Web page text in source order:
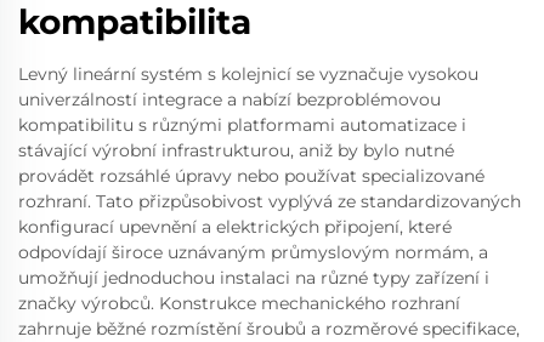
kompatibilita
Levný lineární systém s kolejnicí se vyznačuje vysokou
univerzálností integrace a nabízí bezproblémovou
kompatibilitu s různými platformami automatizace i
stávající výrobní infrastrukturou, aniž by bylo nutné
provádět rozsáhlé úpravy nebo používat specializované
rozhraní. Tato přizpůsobivost vyplývá ze standardizovaných
konfigurací upevnění a elektrických připojení, které
odpovídají široce uznávaným průmyslovým normám, a
umožňují jednoduchou instalaci na různé typy zařízení i
značky výrobců. Konstrukce mechanického rozhraní
zahrnuje běžné rozmístění šroubů a rozměrové specifikace,